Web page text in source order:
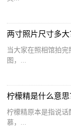
两寸照片尺寸多
当大家在照相馆拍
图，...
柠檬精是什么意思
柠檬精原本是指说话
慕，...